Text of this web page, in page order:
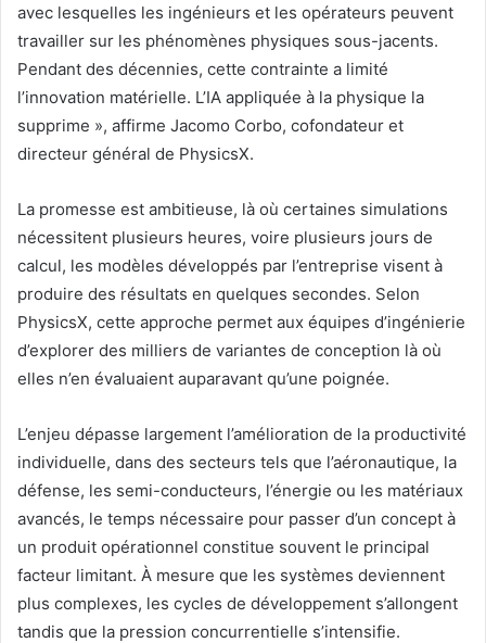
avec lesquelles les ingénieurs et les opérateurs peuvent
travailler sur les phénomènes physiques sous-jacents.
Pendant des décennies, cette contrainte a limité
l’innovation matérielle. L’IA appliquée à la physique la
supprime », affirme Jacomo Corbo, cofondateur et
directeur général de PhysicsX.
La promesse est ambitieuse, là où certaines simulations
nécessitent plusieurs heures, voire plusieurs jours de
calcul, les modèles développés par l’entreprise visent à
produire des résultats en quelques secondes. Selon
PhysicsX, cette approche permet aux équipes d’ingénierie
d’explorer des milliers de variantes de conception là où
elles n’en évaluaient auparavant qu’une poignée.
L’enjeu dépasse largement l’amélioration de la productivité
individuelle, dans des secteurs tels que l’aéronautique, la
défense, les semi-conducteurs, l’énergie ou les matériaux
avancés, le temps nécessaire pour passer d’un concept à
un produit opérationnel constitue souvent le principal
facteur limitant. À mesure que les systèmes deviennent
plus complexes, les cycles de développement s’allongent
tandis que la pression concurrentielle s’intensifie.